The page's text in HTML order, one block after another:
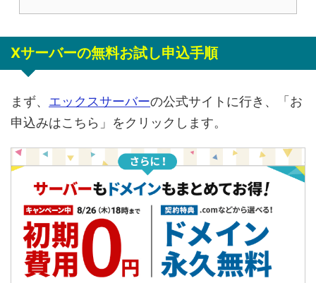
Xサーバーの無料お試し申込手順
まず、 エックスサーバーの公式サイトに行き、「お
申込みはこちら」をクリックします。